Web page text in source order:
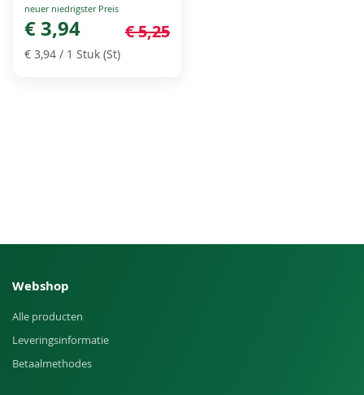
Special
Price
€ 3,94 € 5,25
€ 3,94 / 1 Stuk (St)
Webshop
Alle producten
Leveringsinformatie
Betaalmethodes